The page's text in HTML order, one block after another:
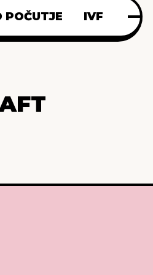
POČUTJE IVF